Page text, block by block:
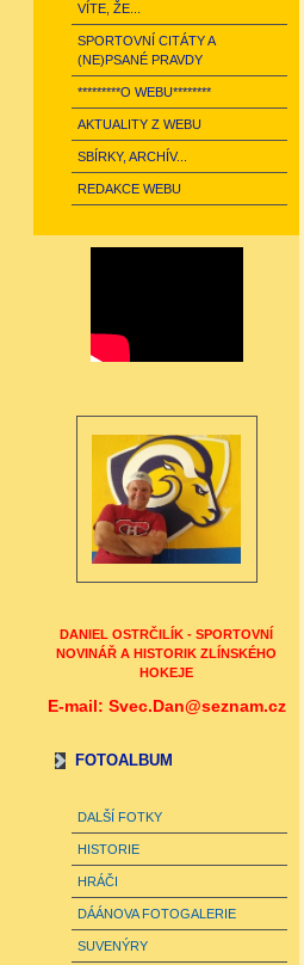
VÍTE, ŽE...
SPORTOVNÍ CITÁTY A
(NE)PSANÉ PRAVDY
*********O WEBU********
AKTUALITY Z WEBU
SBÍRKY, ARCHÍV...
REDAKCE WEBU
DANIEL OSTRČILÍK - SPORTOVNÍ
NOVINÁŘ A HISTORIK ZLÍNSKÉHO
HOKEJE
E-mail: Svec.Dan@seznam.cz
FOTOALBUM
DALŠÍ FOTKY
HISTORIE
HRÁČI
DÁÁNOVA FOTOGALERIE
SUVENÝRY